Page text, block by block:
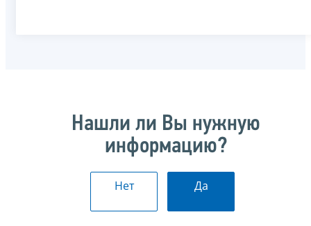
Нашли ли Вы нужную
информацию?
Нет Да